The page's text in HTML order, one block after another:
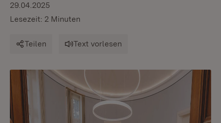
29.04.2025
Lesezeit: 2 Minuten
Teilen Text vorlesen